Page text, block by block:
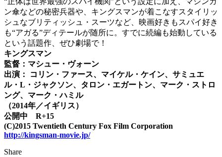
ン傘などの秘密兵器や、キングスマンが着こなすスタイリッ
シュなブリティッシュ・スーツなど、映画好きもスパイ好き
も“アガる”ディテールが随所に。すでに続編も始動している
という話題作、ぜひ劇場で！
キングスマン
監督：マシュー・ヴォーン
出演： コリン・ファース、マイケル・ケイン、サミュエ
ル・L・ジャクソン、タロン・エガートン、マーク・ストロ
ング、マーク・ハミル
（2014年／イギリス）
公開中 R+15
(C)2015 Twentieth Century Fox Film Corporation
http://kingsman-movie.jp/
Share